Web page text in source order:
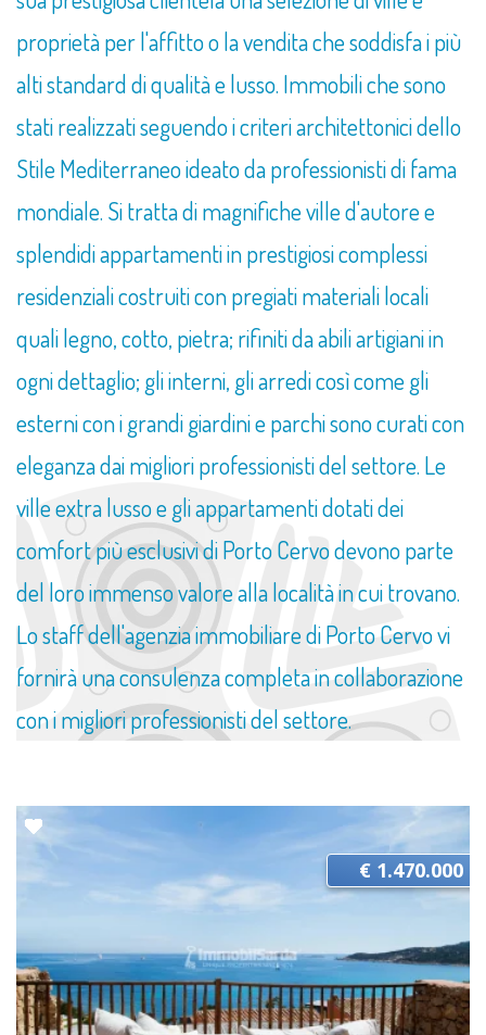
proprietà per l'affitto o la vendita che soddisfa i più
alti standard di qualità e lusso. Immobili che sono
stati realizzati seguendo i criteri architettonici dello
Stile Mediterraneo ideato da professionisti di fama
mondiale. Si tratta di magnifiche ville d'autore e
splendidi appartamenti in prestigiosi complessi
residenziali costruiti con pregiati materiali locali
quali legno, cotto, pietra; rifiniti da abili artigiani in
ogni dettaglio; gli interni, gli arredi così come gli
esterni con i grandi giardini e parchi sono curati con
eleganza dai migliori professionisti del settore. Le
ville extra lusso e gli appartamenti dotati dei
comfort più esclusivi di Porto Cervo devono parte
del loro immenso valore alla località in cui trovano.
Lo staff dell'agenzia immobiliare di Porto Cervo vi
fornirà una consulenza completa in collaborazione
con i migliori professionisti del settore.
€ 1.470.000